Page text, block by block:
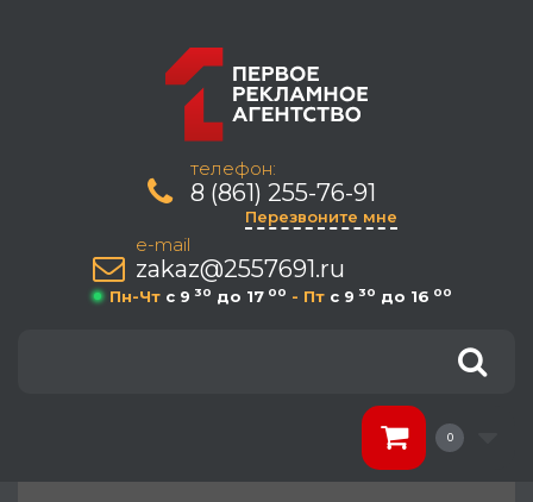
телефон:
8 (861) 255-76-91
Перезвоните мне
e-mail
zakaz@2557691.ru
Пн-Чт c 9 30 до 17 00 - Пт c 9 30 до 16 00
0